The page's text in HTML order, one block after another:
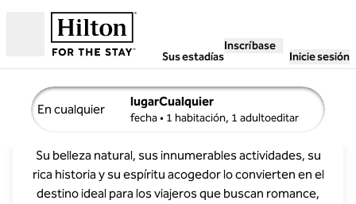
Sus estadías
Inscríbase
Inicie sesión
En cualquier
lugarCualquier
fecha• 1 habitación, 1 adultoeditar
detalles de búsqueda , Cualquier fecha, 1 habitación, 1
Su guía de Hawai
Su belleza natural, sus innumerables actividades, su
rica historia y su espíritu acogedor lo convierten en el
destino ideal para los viajeros que buscan romance,